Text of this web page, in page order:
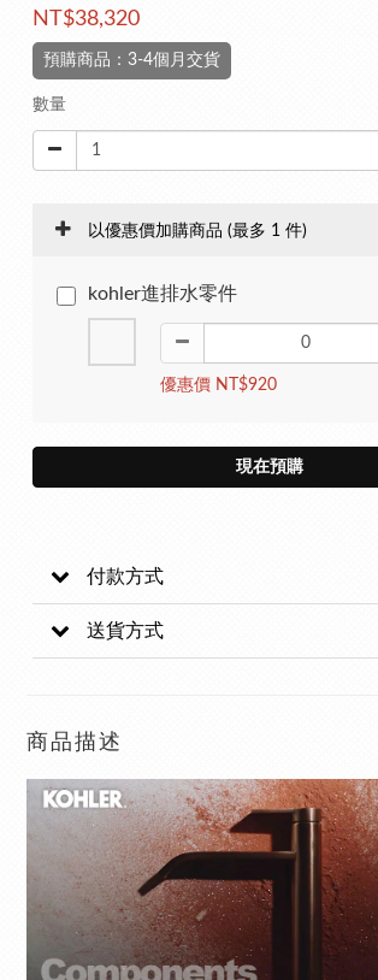
NT$38,320
預購商品：3-4個月交貨
數量
以優惠價加購商品 (最多 1 件)
kohler進排水零件
優惠價 NT$920
現在預購
付款方式
送貨方式
商品描述